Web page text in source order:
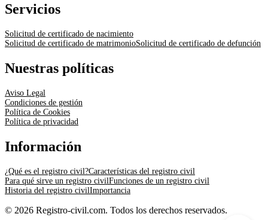
Servicios
Solicitud de certificado de nacimiento
Solicitud de certificado de matrimonioSolicitud de certificado de defunción
Nuestras políticas
Aviso Legal
Condiciones de gestión
Política de Cookies
Política de privacidad
Información
¿Qué es el registro civil?Características del registro civil
Para qué sirve un registro civilFunciones de un registro civil
Historia del registro civilImportancia
© 2026 Registro-civil.com. Todos los derechos reservados.